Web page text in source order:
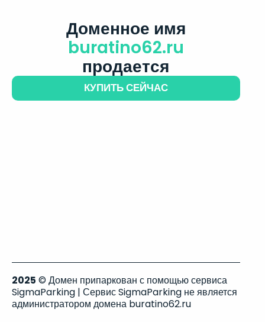
Доменное имя
buratino62.ru
продается
КУПИТЬ СЕЙЧАС
2025 © Домен припаркован с помощью сервиса
SigmaParking | Сервис SigmaParking не является
администратором домена buratino62.ru